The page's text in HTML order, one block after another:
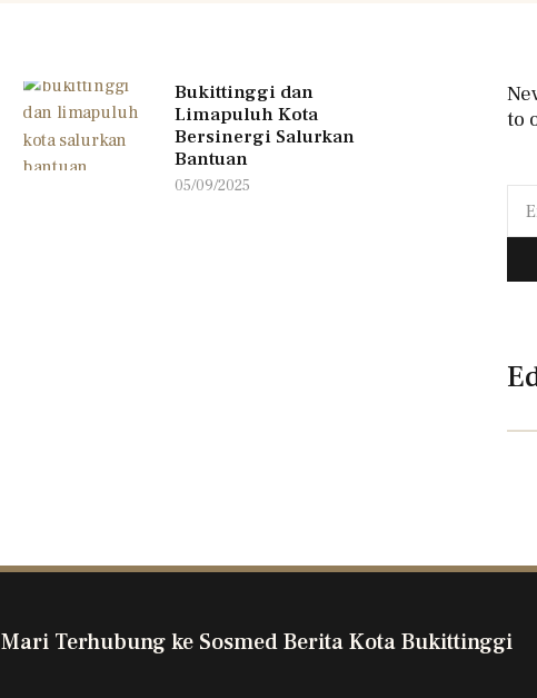
Bukittinggi dan
Limapuluh Kota
Bersinergi Salurkan
Bantuan
05/09/2025
to
Mari Terhubung ke Sosmed Berita Kota Bukittinggi